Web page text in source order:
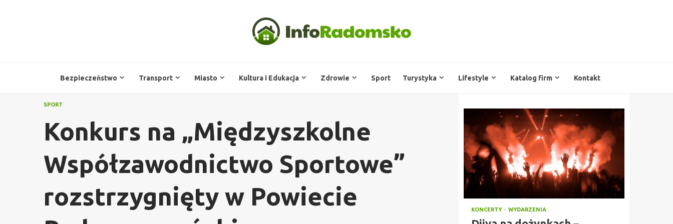
Bezpieczeństwo Transport Miasto Kultura i Edukacja Zdrowie Sport Turystyka Lifestyle Katalog firm Kontakt
SPORT
Konkurs na „Międzyszkolne
Współzawodnictwo Sportowe”
rozstrzygnięty w Powiecie
KONCERTY WYDARZENIA